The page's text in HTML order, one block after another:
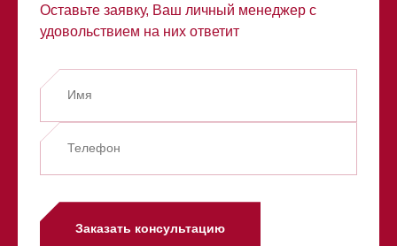
Оставьте заявку, Ваш личный менеджер с
удовольствием на них ответит
Заказать консультацию